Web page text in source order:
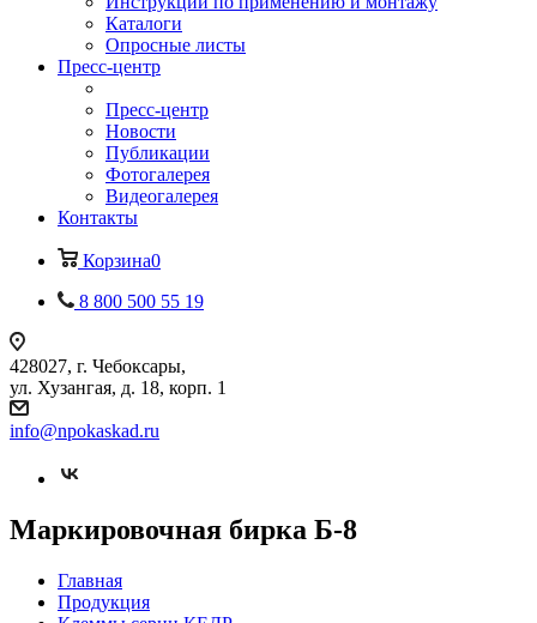
Каталоги
Опросные листы
Пресс-центр
Пресс-центр
Новости
Публикации
Фотогалерея
Видеогалерея
Контакты
Корзина0
8 800 500 55 19
428027, г. Чебоксары,
ул. Хузангая, д. 18, корп. 1
info@npokaskad.ru
Маркировочная бирка Б-8
Главная
Продукция